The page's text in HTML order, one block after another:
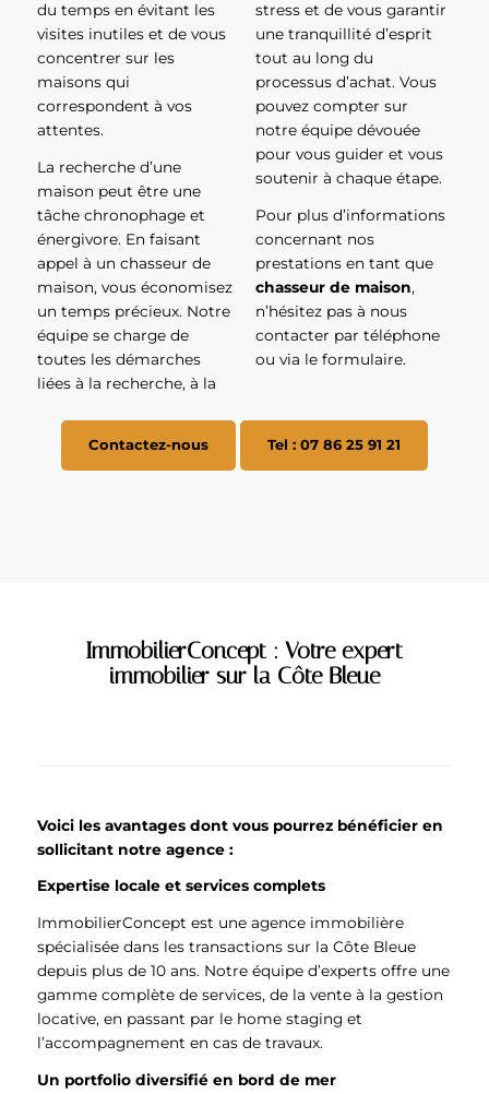
du temps en évitant les
visites inutiles et de vous
concentrer sur les
maisons qui
correspondent à vos
attentes.
La recherche d’une
maison peut être une
tâche chronophage et
énergivore. En faisant
appel à un chasseur de
maison, vous économisez
un temps précieux. Notre
équipe se charge de
toutes les démarches
liées à la recherche, à la
stress et de vous garantir
une tranquillité d’esprit
tout au long du
processus d’achat. Vous
pouvez compter sur
notre équipe dévouée
pour vous guider et vous
soutenir à chaque étape.
Pour plus d’informations
concernant nos
prestations en tant que
chasseur de maison,
n’hésitez pas à nous
contacter par téléphone
ou via le formulaire.
Contactez-nous Tel : 07 86 25 91 21
ImmobilierConcept : Votre expert
immobilier sur la Côte Bleue
Voici les avantages dont vous pourrez bénéficier en
sollicitantnotre agence :
Expertise locale et services complets
ImmobilierConcept est une agence immobilière
spécialisée dans les transactions sur la Côte Bleue
depuis plus de 10 ans. Notre équipe d’experts offre une
gamme complète de services, de la vente à la gestion
locative, en passant par le home staging et
l’accompagnement en cas de travaux.
Un portfolio diversifié en bord de mer